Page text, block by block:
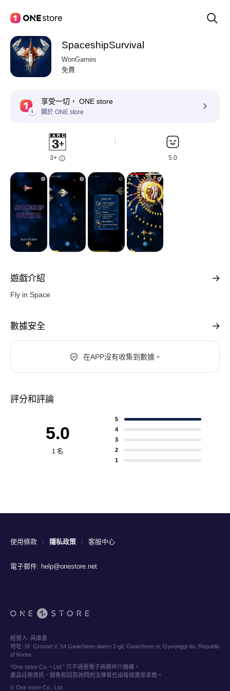
SpaceshipSurvival
WonGames
免費
享受一切， ONE store
關於 ONE store
3+ 5.0
遊戲介紹
Fly in Space
數據安全
在APP沒有收集到數據。
評分和評論
5.0
1 名
5
4
3
2
1
使用條款 隱私政策 客服中心
電子郵件: help@onestore.net
經營人: 具康書
地址: 5F Ground-V, 54 Gwacheon-daero 2-gil, Gwacheon-si, Gyeonggi-do, Republic
of Korea
“One store Co.，Ltd.” 只不過是電子商務仲介機構。
產品註冊資訊、銷售和回答詢問的法律責任由每個賣家承擔。
© One store Co., Ltd.